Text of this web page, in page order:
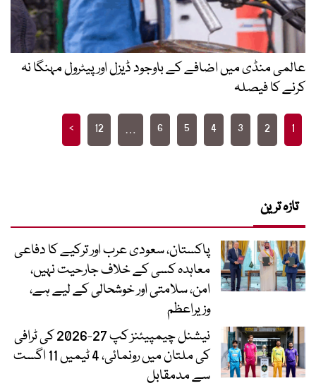
عالمی منڈی میں اضافے کے باوجود ڈیزل اور پیٹرول مہنگا نہ
کرنے کا فیصلہ
Posts
pagination
1
2
3
4
5
6
…
12
>
تازہ ترین
پاکستان، سعودی عرب اور ترکیے کا دفاعی
معاہدہ کسی کے خلاف جارحیت نہیں،
امن، سلامتی اور خوشحالی کے لیے ہے،
وزیراعظم
نیشنل چیمپیئنز کپ 27-2026 کی ٹرافی
کی ملتان میں رونمائی، 4 ٹیمیں 11 اگست
سے مدمقابل